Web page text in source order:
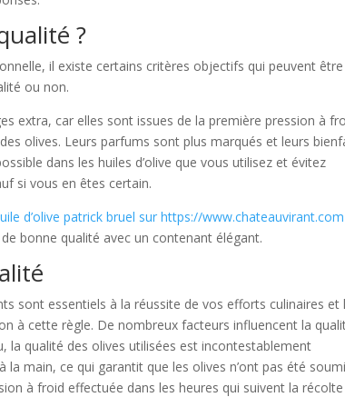
?
il existe certains critères objectifs qui peuvent être
ou non.
extra, car elles sont issues de la première pression à
olives. Leurs parfums sont plus marqués et leurs
dans les huiles d’olive que vous utilisez et évitez
si vous en êtes certain.
d’olive patrick bruel sur https://www.chateauvirant.com
bonne qualité avec un contenant élégant.
sont essentiels à la réussite de vos efforts culinaires et
à cette règle. De nombreux facteurs influencent la
la qualité des olives utilisées est incontestablement
main, ce qui garantit que les olives n’ont pas été
à froid effectuée dans les heures qui suivent la récolte